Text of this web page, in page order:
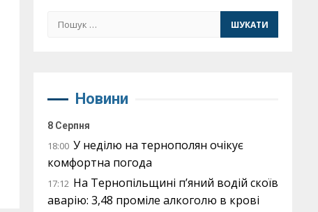
Пошук:
Новини
8 Серпня
18:00 У неділю на тернополян очікує
комфортна погода
17:12 На Тернопільщині п’яний водій скоїв
аварію: 3,48 проміле алкоголю в крові